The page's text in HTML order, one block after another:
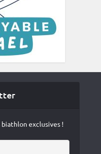
exclusives !